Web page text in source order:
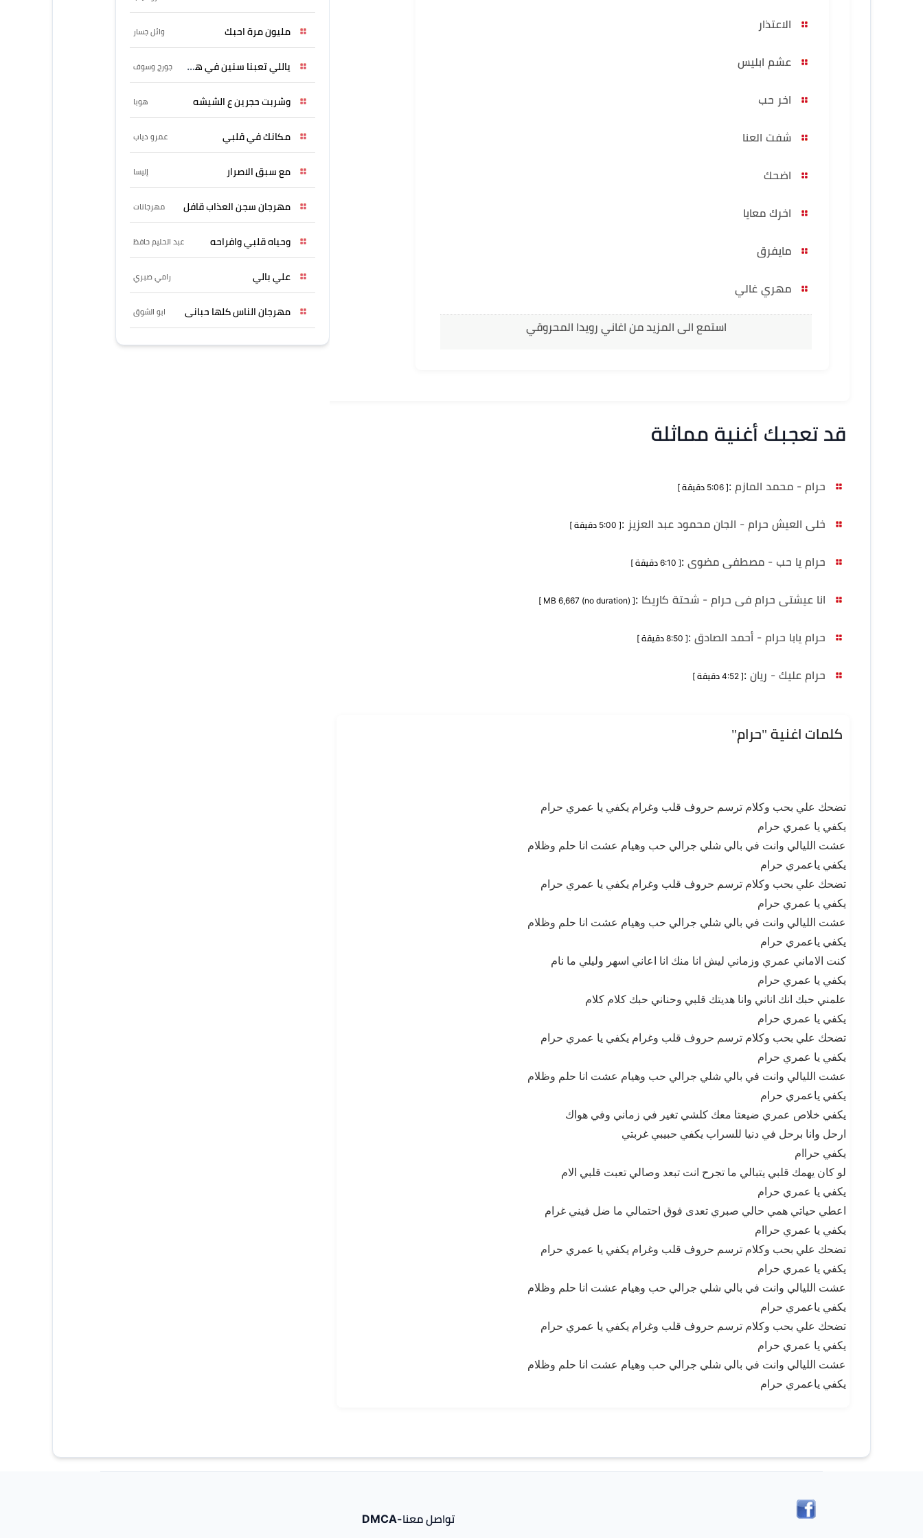
الاعتذار
عشم ابليس
اخر حب
شفت العنا
اضحك
اخرك معايا
مايفرق
مهري غالي
استمع الى المزيد من اغاني رويدا المحروقي
قد تعجبك أغنية مماثلة
حرام - محمد المازم :[ 5:06 دقيقة ]
خلى العيش حرام - الجان محمود عبد العزيز :[ 5:00 دقيقة ]
حرام يا حب - مصطفى مضوى :[ 6:10 دقيقة ]
انا عيشتى حرام فى حرام - شحتة كاريكا :
[ MB 6,667 (no duration) ]
حرام يابا حرام - أحمد الصادق :[ 8:50 دقيقة ]
حرام عليك - ريان :[ 4:52 دقيقة ]
كلمات اغنية "حرام"
تضحك علي بحب وكلام ترسم حروف قلب وغرام يكفي يا عمري حرام
يكفي يا عمري حرام
عشت الليالي وانت في بالي شلي جرالي حب وهيام عشت انا حلم وظلام
يكفي ياعمري حرام
تضحك علي بحب وكلام ترسم حروف قلب وغرام يكفي يا عمري حرام
يكفي يا عمري حرام
عشت الليالي وانت في بالي شلي جرالي حب وهيام عشت انا حلم وظلام
يكفي ياعمري حرام
كنت الاماني عمري وزماني ليش انا منك انا اعاني اسهر وليلي ما نام
يكفي يا عمري حرام
علمني حبك انك اناني وانا هديتك قلبي وحناني حبك كلام كلام
يكفي يا عمري حرام
تضحك علي بحب وكلام ترسم حروف قلب وغرام يكفي يا عمري حرام
يكفي يا عمري حرام
عشت الليالي وانت في بالي شلي جرالي حب وهيام عشت انا حلم وظلام
يكفي ياعمري حرام
يكفي خلاص عمري ضيعتا معك كلشي تغير في زماني وفي هواك
ارحل وانا برحل في دنيا للسراب يكفي حبيبي غربتي
يكفي حراام
لو كان يهمك قلبي يتبالي ما تجرح انت تبعد وصالي تعبت قلبي الام
يكفي يا عمري حرام
اعطي حياتي همي حالي صبري تعدى فوق احتمالي ما ضل فيني غرام
يكفي يا عمري حراام
تضحك علي بحب وكلام ترسم حروف قلب وغرام يكفي يا عمري حرام
يكفي يا عمري حرام
عشت الليالي وانت في بالي شلي جرالي حب وهيام عشت انا حلم وظلام
يكفي ياعمري حرام
تضحك علي بحب وكلام ترسم حروف قلب وغرام يكفي يا عمري حرام
يكفي يا عمري حرام
عشت الليالي وانت في بالي شلي جرالي حب وهيام عشت انا حلم وظلام
يكفي ياعمري حرام
مليون مرة احبك وائل جسار
ياللي تعبنا سنين في هواه جورج وسوف
وشربت حجرين ع الشيشه هوبا
مكانك في قلبي عمرو دياب
مع سبق الاصرار إليسا
مهرجان سجن العذاب قافل مهرجانات
وحياه قلبي وافراحه عبد الحليم حافظ
علي بالي رامي صبري
مهرجان الناس كلها حبانى ابو الشوق
تواصل معنا-DMCA